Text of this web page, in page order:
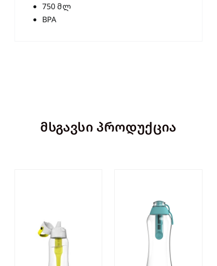
750 მლ
BPA
მსგავსი პროდუქცია